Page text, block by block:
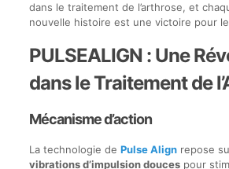
dans le traitement de l’arthrose, et
nouvelle histoire est une victoire pour
PULSEALIGN : Une
dans le Traitement de
Mécanisme d’action
La technologie de Pulse Alignrepose
vibrations d’impulsion doucespour